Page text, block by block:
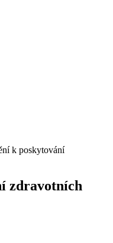
k poskytování
zdravotních